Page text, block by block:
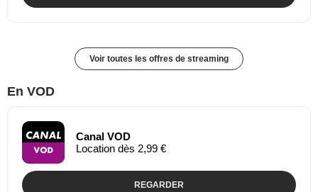
Voir toutes les offres de streaming
En VOD
Canal VOD
Location dès 2,99 €
REGARDER